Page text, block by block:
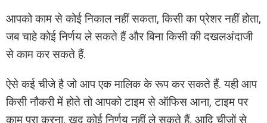
आपको काम से कोई निकाल नहीं सकता, किसी का प्रेशर नहीं होता,
जब चाहे कोई निर्णय ले सकते हैं और बिना किसी की दखलअंदाजी
से काम कर सकते हैं.
ऐसे कई चीजे है जो आप एक मालिक के रूप कर सकते हैं. यही आप
किसी नौकरी में होते तो आपको टाइम से ऑफिस आना, टाइम पर
काम पूरा करना, खुद कोई निर्णय नहीं ले सकते हैं, आदि चीजों से